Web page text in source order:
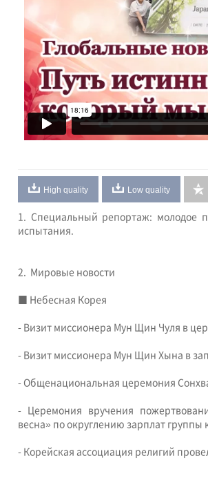
High quality Low quality
1. Специальный репортаж: молодое
испытания.
2. Мировые новости
■ Небесная Корея
- Визит миссионера Мун Щин Чуля в
- Визит миссионера Мун Щин Хына в
- Общенациональная церемония
- Церемония вручения
весна» по округлению зарплат
- Корейская ассоциация религий